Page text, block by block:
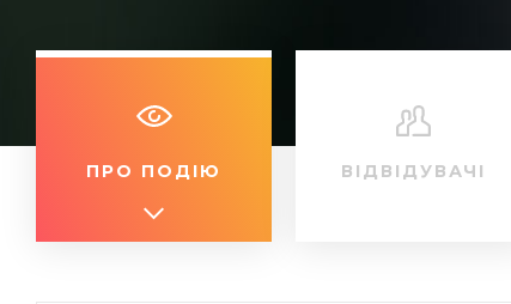
ПРО ПОДІЮ ВІДВІДУВАЧІ